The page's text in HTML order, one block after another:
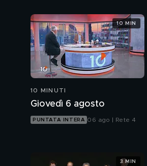
10 MINUTI
Giovedì 6 agosto
PUNTATA INTERA 06 ago | Rete 4
10 MIN
3 MIN